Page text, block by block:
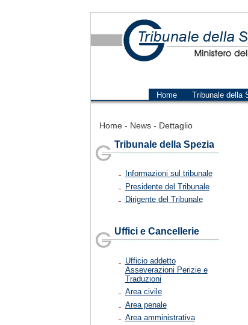
Home Tribunale della
Home- News- Dettaglio
Tribunale della Spezia
Informazioni sul tribunale
Presidente del Tribunale
Dirigente del Tribunale
Uffici e Cancellerie
Ufficio addetto
Asseverazioni Perizie e
Traduzioni
Area civile
Area penale
Area amministrativa